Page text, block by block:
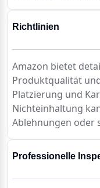
Richtlinien
Amazon bietet
Produktqualität
Platzierung und
Nichteinhaltung
Ablehnungen oder
Professionelle